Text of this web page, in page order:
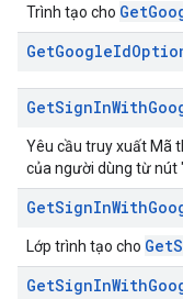
Trình tạo cho
GetGoogleId
GetSignInWith
Yêu cầu truy xuất Mã
của người dùng từ nút
GetSignInWith
Lớp trình tạo cho
GetSignInWith